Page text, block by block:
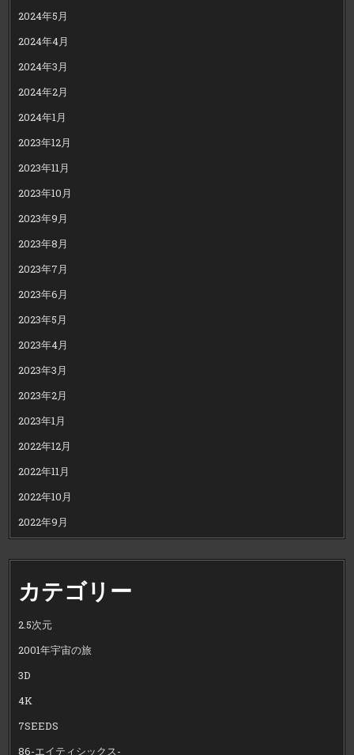
2024年5月
2024年4月
2024年3月
2024年2月
2024年1月
2023年12月
2023年11月
2023年10月
2023年9月
2023年8月
2023年7月
2023年6月
2023年5月
2023年4月
2023年3月
2023年2月
2023年1月
2022年12月
2022年11月
2022年10月
2022年9月
カテゴリー
2.5次元
2001年宇宙の旅
3D
4K
7SEEDS
86-エイティシックス-